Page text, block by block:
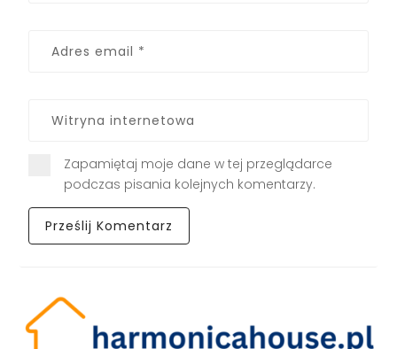
Zapamiętaj moje dane w tej przeglądarce
podczas pisania kolejnych komentarzy.